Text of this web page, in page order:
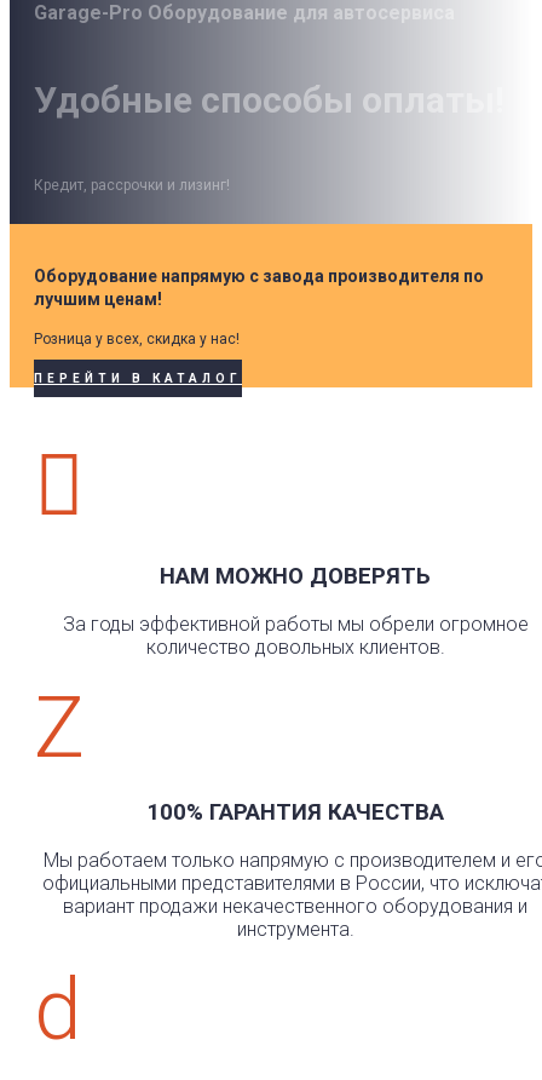
Garage-Pro Оборудование для автосервиса
Удобные способы оплаты!
Кредит, рассрочки и лизинг!
Оборудование напрямую с завода производителя по
лучшим ценам!
Розница у всех, скидка у нас!
ПЕРЕЙТИ В КАТАЛОГ

НАМ МОЖНО ДОВЕРЯТЬ
За годы эффективной работы мы обрели огромное
количество довольных клиентов.
Z
100% ГАРАНТИЯ КАЧЕСТВА
Мы работаем только напрямую с производителем и
официальными представителями в России, что
вариант продажи некачественного оборудования и
инструмента.
d